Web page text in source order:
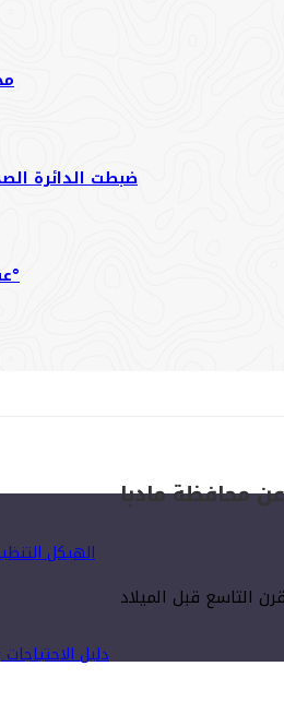
ضبطت الدائرة الصحية في بلدية
عقد في دار بلدية مادبا الاجتماع الأول لانطلاق مبادرة شباب مادبا 360°
عن محافظة مادبا
الهيكل
دليل الاحتياجات